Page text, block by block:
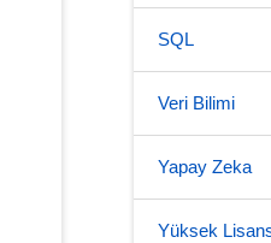
SQL
Veri Bilimi
Yapay Zeka
Yüksek